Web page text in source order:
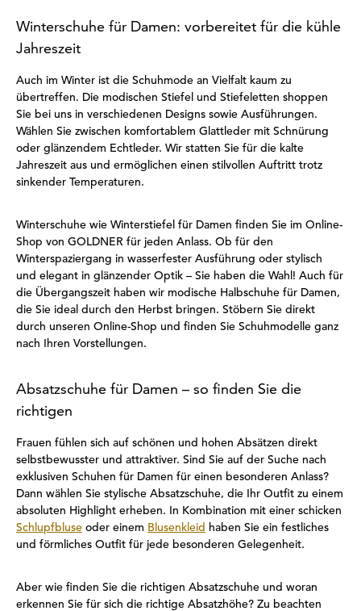
Winterschuhe für Damen: vorbereitet für die kühle
Jahreszeit
Auch im Winter ist die Schuhmode an Vielfalt kaum zu
übertreffen. Die modischen Stiefel und Stiefeletten shoppen
Sie bei uns in verschiedenen Designs sowie Ausführungen.
Wählen Sie zwischen komfortablem Glattleder mit Schnürung
oder glänzendem Echtleder. Wir statten Sie für die kalte
Jahreszeit aus und ermöglichen einen stilvollen Auftritt trotz
sinkender Temperaturen.
Winterschuhe wie Winterstiefel für Damen finden Sie im Online-
Shop von GOLDNER für jeden Anlass. Ob für den
Winterspaziergang in wasserfester Ausführung oder stylisch
und elegant in glänzender Optik – Sie haben die Wahl! Auch für
die Übergangszeit haben wir modische Halbschuhe für Damen,
die Sie ideal durch den Herbst bringen. Stöbern Sie direkt
durch unseren Online-Shop und finden Sie Schuhmodelle ganz
nach Ihren Vorstellungen.
Absatzschuhe für Damen – so finden Sie die
richtigen
Frauen fühlen sich auf schönen und hohen Absätzen direkt
selbstbewusster und attraktiver. Sind Sie auf der Suche nach
exklusiven Schuhen für Damen für einen besonderen Anlass?
Dann wählen Sie stylische Absatzschuhe, die Ihr Outfit zu einem
absoluten Highlight erheben. In Kombination mit einer schicken
Schlupfbluse oder einem Blusenkleid haben Sie ein festliches
und förmliches Outfit für jede besonderen Gelegenheit.
Aber wie finden Sie die richtigen Absatzschuhe und woran
erkennen Sie für sich die richtige Absatzhöhe? Zu beachten